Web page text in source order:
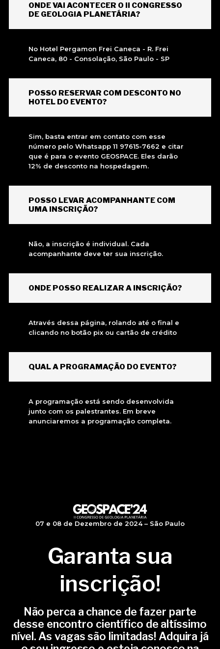
ONDE VAI ACONTECER O II CONGRESSO
DE GEOLOGIA PLANETÁRIA?
No Hotel Pergamon Frei Caneca - R. Frei
Caneca, 80 - Consolação, São Paulo - SP
POSSO RESERVAR COM DESCONTO NO
HOTEL DO EVENTO?
Sim, basta entrar em contato com esse
número pelo Whatsapp 11 97615-7662 e citar
que é para o evento GEOSPACE. Eles darão
12% de desconto na hospedagem.
POSSO LEVAR ACOMPANHANTE COM
UMA INSCRIÇÃO?
Não, a inscrição é individual. Cada
acompanhante deve ter sua inscrição.
ONDE POSSO REALIZAR A INSCRIÇÃO?
Através dessa página, rolando até o final e
clicando no botão pix ou cartão de crédito
QUAL A PROGRAMAÇÃO DO EVENTO?
A programação está sendo desenvolvida
junto com os palestrantes. Em breve
anunciaremos a programação completa.
07 e 08 de Dezembro de 2024 – São Paulo
Garanta sua
inscrição!
Não perca a chance de fazer parte
desse encontro científico de altíssimo
nível. As vagas são limitadas! Adquira já